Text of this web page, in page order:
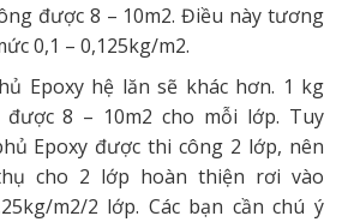
được 8 – 10m2. Điều này tương
0,1 – 0,125kg/m2.
Epoxy hệ lăn sẽ khác hơn. 1 kg
8 – 10m2 cho mỗi lớp. Tuy
Epoxy được thi công 2 lớp, nên
cho 2 lớp hoàn thiện rơi vào
m2/2 lớp. Các bạn cần chú ý